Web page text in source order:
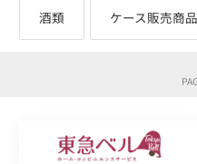
酒類 ケース販売商品